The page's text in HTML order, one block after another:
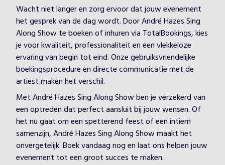
Wacht niet langer en zorg ervoor dat jouw evenement
het gesprek van de dag wordt. Door André Hazes Sing
Along Show te boeken of inhuren via TotalBookings, kies
je voor kwaliteit, professionaliteit en een vlekkeloze
ervaring van begin tot eind. Onze gebruiksvriendelijke
boekingsprocedure en directe communicatie met de
artiest maken het verschil.
Met André Hazes Sing Along Show ben je verzekerd van
een optreden dat perfect aansluit bij jouw wensen. Of
het nu gaat om een spetterend feest of een intiem
samenzijn, André Hazes Sing Along Show maakt het
onvergetelijk. Boek vandaag nog en laat ons helpen jouw
evenement tot een groot succes te maken.